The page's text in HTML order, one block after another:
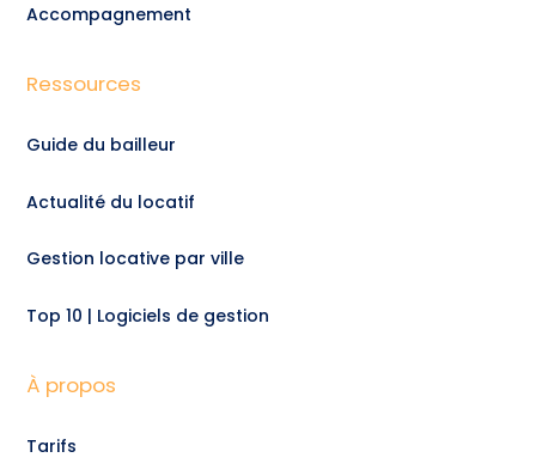
Accompagnement
Ressources
Guide du bailleur
Actualité du locatif
Gestion locative par ville
Top 10 | Logiciels de gestion
À propos
Tarifs